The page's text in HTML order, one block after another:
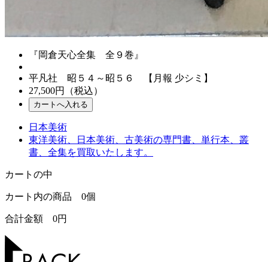
『岡倉天心全集 全９巻』
平凡社 昭５４～昭５６ 【月報 少シミ】
27,500円（税込）
日本美術
東洋美術、日本美術、古美術の専門書、単行本、叢
書、全集を買取いたします。
カートの中
カート内の商品 0個
合計金額 0円